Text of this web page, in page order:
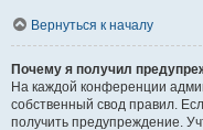
Вернуться к началу
Почему я получил
На каждой конференции
собственный свод правил.
получить предупреждение.